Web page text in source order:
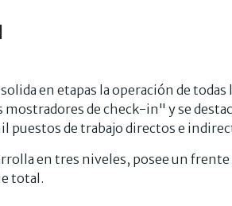
en etapas la operación de
mostradores de check-in" y se
puestos de trabajo directos e
en tres niveles, posee un
total.